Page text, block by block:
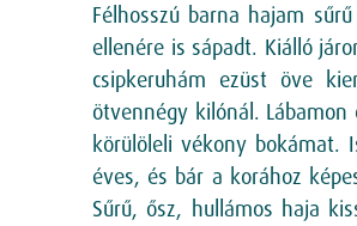
Félhosszú barna hajam
ellenére is sápadt. Kiálló
csipkeruhám ezüst öve
ötvennégy kilónál.
körülöleli vékony bokámat.
éves, és bár a korához
Sűrű, ősz, hullámos haja